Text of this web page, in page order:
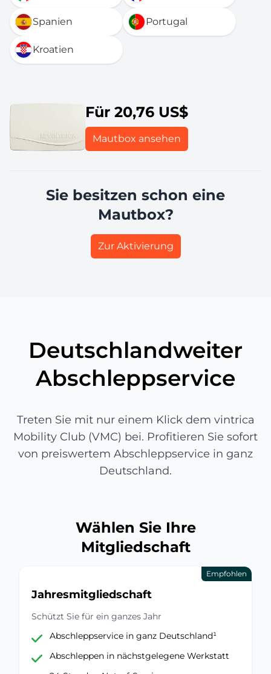
Spanien Portugal
Kroatien
Für 20,76 US$
Mautbox ansehen
Sie besitzen schon eine
Mautbox?
Zur Aktivierung
Deutschlandweiter
Abschleppservice
Treten Sie mit nur einem Klick dem vintrica
Mobility Club (VMC) bei. Profitieren Sie sofort
von preiswertem Abschleppservice in ganz
Deutschland.
Wählen Sie Ihre
Mitgliedschaft
Empfohlen
Jahresmitgliedschaft
Schützt Sie für ein ganzes Jahr
Abschleppservice in ganz Deutschland¹
Abschleppen in nächstgelegene Werkstatt